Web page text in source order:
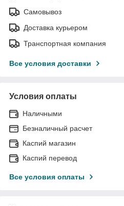
Самовывоз
Доставка курьером
Транспортная компания
Все условия доставки
Условия оплаты
Наличными
Безналичный расчет
Каспий магазин
Каспий перевод
Все условия оплаты